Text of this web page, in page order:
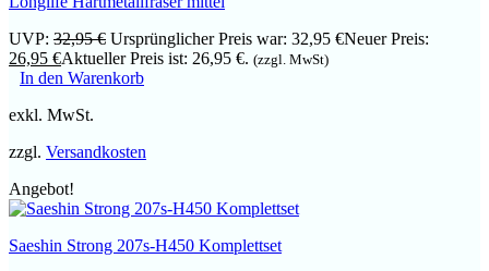
UVP: 32,95€ Ursprünglicher Preis war: 32,95 €Neuer Preis:
26,95 €Aktueller Preis ist: 26,95 €. (zzgl. MwSt)
In den Warenkorb
exkl. MwSt.
zzgl. Versandkosten
Angebot!
Saeshin Strong 207s-H450 Komplettset